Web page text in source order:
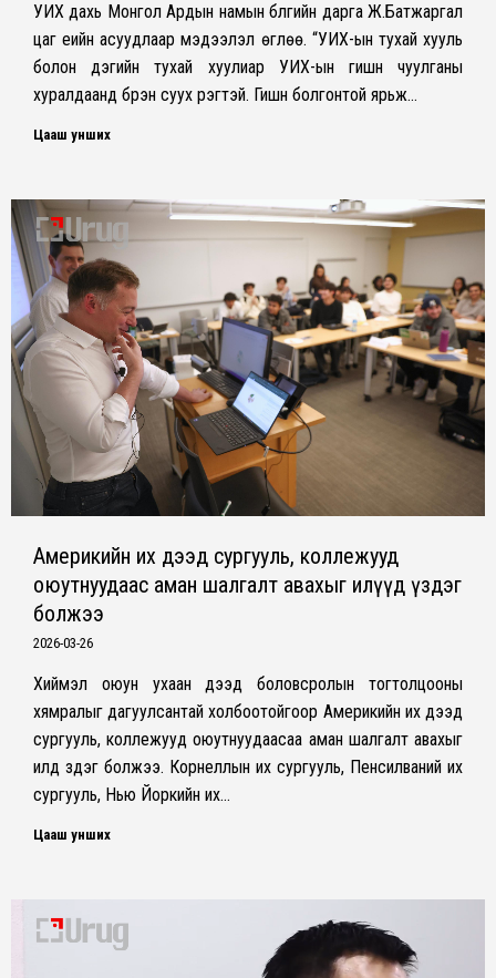
УИХ дахь Монгол Ардын намын бүлгийн дарга Ж.Батжаргал
цаг үеийн асуудлаар мэдээлэл өглөө. “УИХ-ын тухай хууль
болон дэгийн тухай хуулиар УИХ-ын гишүүн чуулганы
хуралдаанд бүрэн суух үүрэгтэй. Гишүүн болгонтой ярьж…
Цааш унших
Америкийн их дээд сургууль, коллежууд
оюутнуудаас аман шалгалт авахыг илүүд үздэг
болжээ
2026-03-26
Хиймэл оюун ухаан дээд боловсролын тогтолцооны
хямралыг дагуулсантай холбоотойгоор Америкийн их дээд
сургууль, коллежууд оюутнуудаасаа аман шалгалт авахыг
илүүд үздэг болжээ. Корнеллын их сургууль, Пенсилваний их
сургууль, Нью Йоркийн их…
Цааш унших